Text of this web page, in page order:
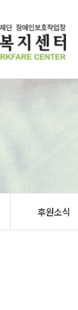
후원소식